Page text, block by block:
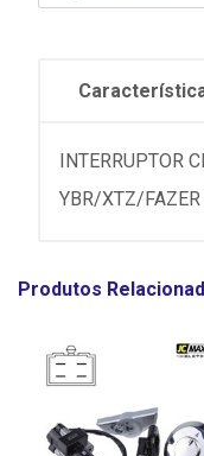
INTERRUPTOR
YBR/XTZ/
Produtos